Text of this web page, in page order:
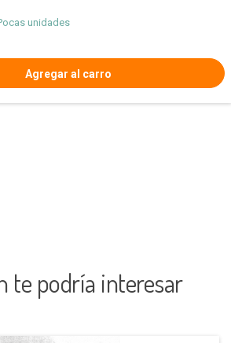
unidades
te podría interesar